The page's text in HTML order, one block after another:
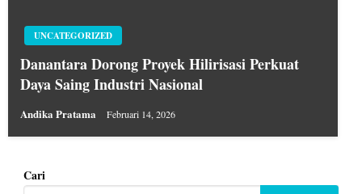
UNCATEGORIZED
Danantara Dorong Proyek Hilirisasi Perkuat
Daya Saing Industri Nasional
Andika Pratama Februari 14, 2026
Cari